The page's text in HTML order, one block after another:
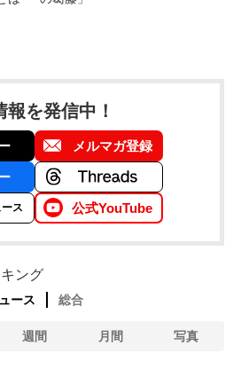
報を発信中！
メルマガ登録
ス 公式YouTube
ング
ース 総合
週間 月間 写真